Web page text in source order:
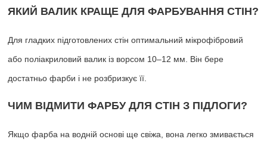
ЯКИЙ ВАЛИК КРАЩЕ ДЛЯ ФАРБУВАННЯ СТІН?
Для гладких підготовлених стін оптимальний мікрофібровий
або поліакриловий валик із ворсом 10–12 мм. Він бере
достатньо фарби і не розбризкує її.
ЧИМ ВІДМИТИ ФАРБУ ДЛЯ СТІН З ПІДЛОГИ?
Якщо фарба на водній основі ще свіжа, вона легко змивається